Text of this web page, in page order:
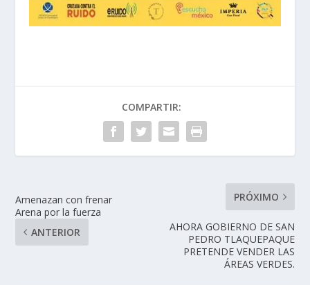
COMPARTIR:
Amenazan con frenar
Arena por la fuerza
ANTERIOR
PRÓXIMO
AHORA GOBIERNO DE SAN
PEDRO TLAQUEPAQUE
PRETENDE VENDER LAS
ÁREAS VERDES.